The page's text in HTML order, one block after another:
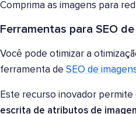
Comprima as imagens para
Ferramentas para SEO
Você pode otimizar a
ferramenta de SEO de
Este recurso inovador permite
escrita de atributos de